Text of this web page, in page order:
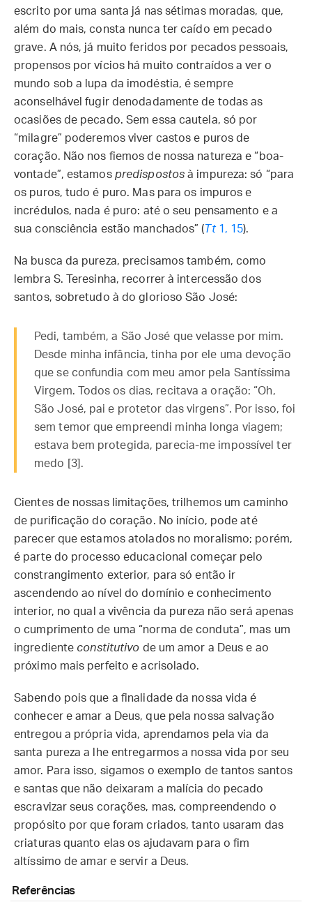
escrito por uma santa já nas sétimas moradas, que,
além do mais, consta nunca ter caído em pecado
grave. A nós, já muito feridos por pecados pessoais,
propensos por vícios há muito contraídos a ver o
mundo sob a lupa da imodéstia, é sempre
aconselhável fugir denodadamente de todas as
ocasiões de pecado. Sem essa cautela, só por
“milagre” poderemos viver castos e puros de
coração. Não nos fiemos de nossa natureza e “boa-
vontade”, estamos predispostos à impureza: só “para
os puros, tudo é puro. Mas para os impuros e
incrédulos, nada é puro: até o seu pensamento e a
sua consciência estão manchados” (Tt1, 15).
Na busca da pureza, precisamos também, como
lembra S. Teresinha, recorrer à intercessão dos
santos, sobretudo à do glorioso São José:
Pedi, também, a São José que velasse por mim.
Desde minha infância, tinha por ele uma devoção
que se confundia com meu amor pela Santíssima
Virgem. Todos os dias, recitava a oração: “Oh,
São José, pai e protetor das virgens”. Por isso, foi
sem temor que empreendi minha longa viagem;
estava bem protegida, parecia-me impossível ter
medo [3].
Cientes de nossas limitações, trilhemos um caminho
de purificação do coração. No início, pode até
parecer que estamos atolados no moralismo; porém,
é parte do processo educacional começar pelo
constrangimento exterior, para só então ir
ascendendo ao nível do domínio e conhecimento
interior, no qual a vivência da pureza não será apenas
o cumprimento de uma “norma de conduta”, mas um
ingrediente constitutivo de um amor a Deus e ao
próximo mais perfeito e acrisolado.
Sabendo pois que a finalidade da nossa vida é
conhecer e amar a Deus, que pela nossa salvação
entregou a própria vida, aprendamos pela via da
santa pureza a lhe entregarmos a nossa vida por seu
amor. Para isso, sigamos o exemplo de tantos santos
e santas que não deixaram a malícia do pecado
escravizar seus corações, mas, compreendendo o
propósito por que foram criados, tanto usaram das
criaturas quanto elas os ajudavam para o fim
altíssimo de amar e servir a Deus.
Referências